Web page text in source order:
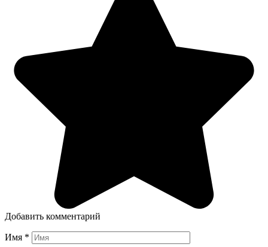
Добавить комментарий
Имя *